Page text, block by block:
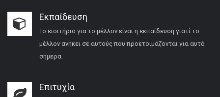
Εκπαίδευση
Το εισιτήριο για το μέλλον είναι η εκπαίδευση γιατί το
μέλλον ανήκει σε αυτούς που προετοιμάζονται για αυτό
σήμερα.
Επιτυχία